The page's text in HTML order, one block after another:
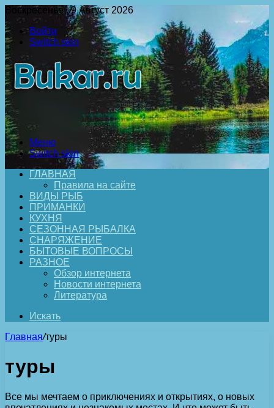
Воскресенье , 9 Август 2026
Войти
Switch skin
Меню
Switch skin
ГЛАВНАЯ
Правила на сайте
ВИДЫ РЫБ
ПРИМАНКИ
КУХНЯ
СЕЗОННАЯ РЫБАЛКА
СНАРЯЖЕНИЕ
БЫТОВЫЕ ВОПРОСЫ
РАЗНОЕ
Обзор интернета
Новости интернета
Литература
Искать
Главная/туры
туры
Все мы мечтаем о приключениях и открытиях, о новых